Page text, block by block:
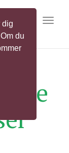
dig
du